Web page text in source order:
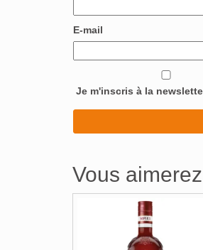
E-mail
Je m'inscris à la
Vous